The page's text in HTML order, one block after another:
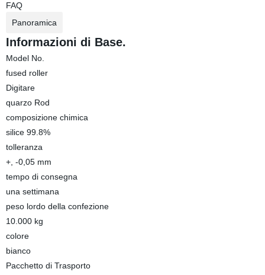
FAQ
Panoramica
Informazioni di Base.
Model No.
fused roller
Digitare
quarzo Rod
composizione chimica
silice 99.8%
tolleranza
+, -0,05 mm
tempo di consegna
una settimana
peso lordo della confezione
10.000 kg
colore
bianco
Pacchetto di Trasporto